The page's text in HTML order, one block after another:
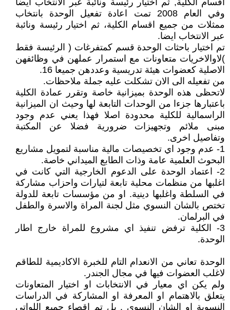
اقسام الكلية, ثم اختيار رئيسة ونائبة عبر الانتخاب ايضاً
وفي العام 2008 تمت اعادة تفعيل الوحدة بانتخاب
ممثلات من جميع اقسام الكلية، ثم اختيار رئيسة ونائبة
عبر الانتخاب ايضا.
تم اختيار باحثات الوحدة قسم كمتفرغات ( الرئيسة فقط
)لاوالاخريات متعاونات مع استمرار عملهن في وظائفهن
الاصلية كعضوات هيئة تدريسية وعددهن جميعا 16.
من تفعيله الى الان تشكلت عليه جملة ملاحظات.
لاتحظى هذه الوحدة بميزانية خاصة وتقرر عمادة الكلية
باعتبارها جزءا من الوحدات التابعة لها وحيث ان الميزانية
الراسمالية للكلية محدودة اصلا فهذا يعني عدم وجود
مبنى ملائم وتجهيزات ضرورية فضلا عن المكتبة
وتفاصيل اخرى.
1- عدم وجود اي تخصيصات مالية مناسبة لتمويل مشاريع
البحوث العلمية عامة وذات الطابع الميداني خاصة.
2- اعتماد الوحدة على الدعوم الخارجية التي كانت في
اغلبها من منظمات محلية تابعة لتيارات واحزاب مشاركة
في السلطة واغلبها دينية. او من مؤسسات تابعة للدولة
تختص بالشان النسوي مثل لجنة المراة والاسرة والطفل
في البرلمان.
3- الكلية ترفض تنفيذ اي مشروع للمراة خارج اطار
الوحدة.
الوحدة تعاني من الانعدام التام للخبرة الاكاديمية للطاقم
لاغلب العضوات فيها في مجال الجندر.
ولم يكن اي معيار في الانتخابات او اختيار المتعاونات
يتعلق بالاهتمام او المعرفة او المشاركة في الدراسات
النسوية او الشان النسوي . بل تم اقصاء جميع اللواتي